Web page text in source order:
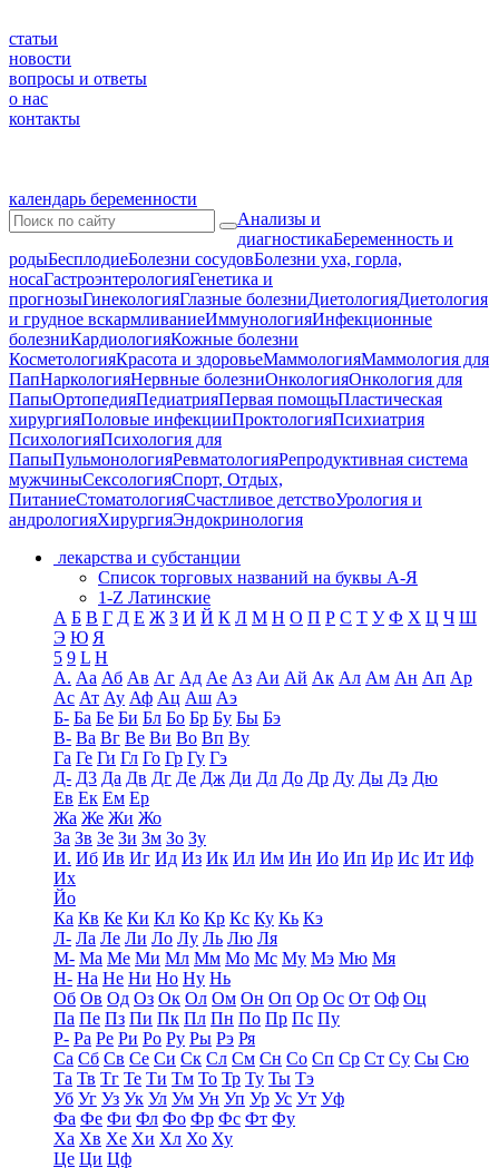
статьи
новости
вопросы и ответы
о нас
контакты
календарь беременности
Анализы и
диагностикаБеременность и
родыБесплодиеБолезни сосудовБолезни уха, горла,
носаГастроэнтерологияГенетика и
прогнозыГинекологияГлазные болезниДиетологияДиетология
и грудное вскармливаниеИммунологияИнфекционные
болезниКардиологияКожные болезни
КосметологияКрасота и здоровьеМаммологияМаммология для
ПапНаркологияНервные болезниОнкологияОнкология для
ПапыОртопедияПедиатрияПервая помощьПластическая
хирургияПоловые инфекцииПроктологияПсихиатрия
ПсихологияПсихология для
ПапыПульмонологияРевматологияРепродуктивная система
мужчиныСексологияСпорт, Отдых,
ПитаниеСтоматологияСчастливое детствоУрология и
андрологияХирургияЭндокринология
лекарства и субстанции
Список торговых названий на буквы А-Я
1-Z Латинские
А Б В Г Д Е Ж З И Й К Л М Н О П Р С Т У Ф Х Ц Ч Ш
Э Ю Я
5 9 L H
А. Аа Аб Ав Аг Ад Ае Аз Аи Ай Ак Ал Ам Ан Ап Ар
Ас Ат Ау Аф Ац Аш Аэ
Б- Ба Бе Би Бл Бо Бр Бу Бы Бэ
В- Ва Вг Ве Ви Во Вп Ву
Га Ге Ги Гл Го Гр Гу Гэ
Д- Д3 Да Дв Дг Де Дж Ди Дл До Др Ду Ды Дэ Дю
Ев Ек Ем Ер
Жа Же Жи Жо
За Зв Зе Зи Зм Зо Зу
И. Иб Ив Иг Ид Из Ик Ил Им Ин Ио Ип Ир Ис Ит Иф
Их
Йо
Ка Кв Ке Ки Кл Ко Кр Кс Ку Кь Кэ
Л- Ла Ле Ли Ло Лу Ль Лю Ля
М- Ма Ме Ми Мл Мм Мо Мс Му Мэ Мю Мя
Н- На Не Ни Но Ну Нь
Об Ов Од Оз Ок Ол Ом Он Оп Ор Ос От Оф Оц
Па Пе Пз Пи Пк Пл Пн По Пр Пс Пу
Р- Ра Ре Ри Ро Ру Ры Рэ Ря
Са Сб Св Се Си Ск Сл См Сн Со Сп Ср Ст Су Сы Сю
Та Тв Тг Те Ти Тм То Тр Ту Ты Тэ
Уб Уг Уз Ук Ул Ум Ун Уп Ур Ус Ут Уф
Фа Фе Фи Фл Фо Фр Фс Фт Фу
Ха Хв Хе Хи Хл Хо Ху
Це Ци Цф